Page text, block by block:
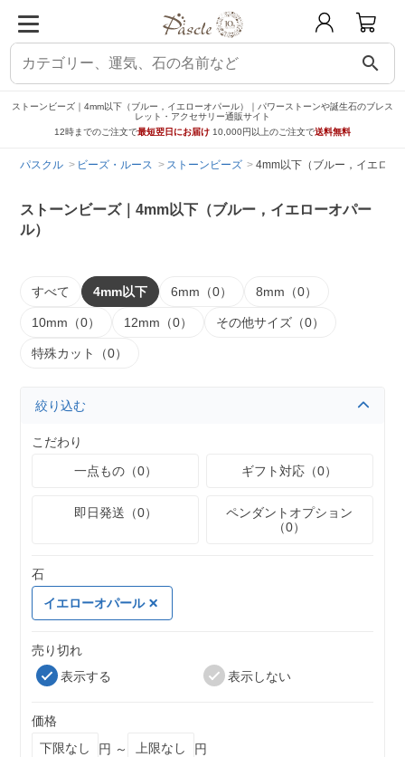
search
ストーンビーズ｜4mm以下（ブルー，イエローオパール）｜パワーストーンや誕生石のブレス
レット・アクセサリー通販サイト
12時までのご注文で最短翌日にお届け 10,000円以上のご注文で送料無料
パスクル ビーズ・ルース ストーンビーズ 4mm以下（ブルー，イエロー
ストーンビーズ｜4mm以下（ブルー，イエローオパー
ル）
すべて 4mm以下 6mm（0） 8mm（0）
10mm（0） 12mm（0） その他サイズ（0）
特殊カット（0）
絞り込む
こだわり
一点もの（0）
ギフト対応（0）
即日発送（0）
ペンダントオプション
（0）
石
イエローオパール
売り切れ
表示する
表示しない
価格
円 ～
円